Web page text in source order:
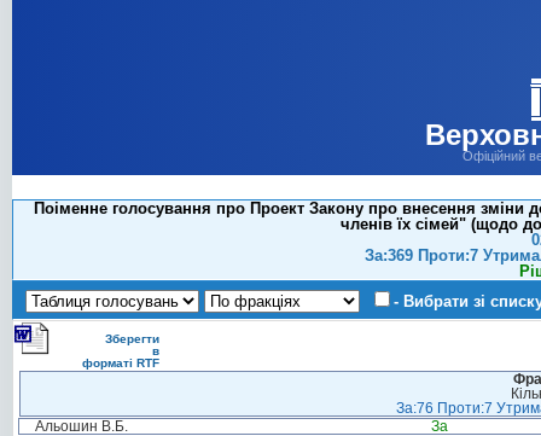
Офіційний
Поіменне голосування про Проект Закону про внесення зміни
членів їх сімей" (щодо
За:369 Проти:7
- Вибрати зі
Зберегти
в
форматі RTF
За:76 Проти:7
Альошин В.Б.
За